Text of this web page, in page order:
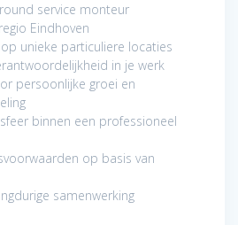
service monteur
Eindhoven
op unieke particuliere locaties
in je werk
persoonlijke groei en
binnen een professioneel
op basis van
samenwerking